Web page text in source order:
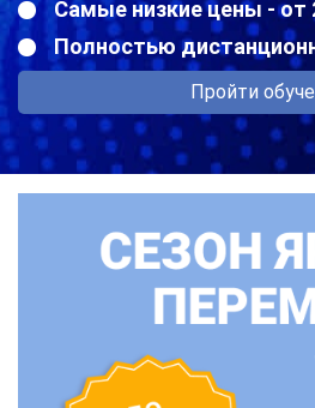
Самые низкие цены - от
Полностью
Пройти